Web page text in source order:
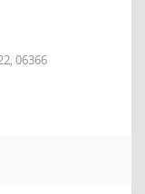
06366